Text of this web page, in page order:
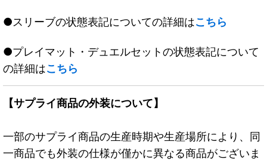
●スリーブの状態表記についての詳細はこちら
●プレイマット・デュエルセットの状態表記について
の詳細はこちら
【サプライ商品の外装について】
一部のサプライ商品の生産時期や生産場所により、同
一商品でも外装の仕様が僅かに異なる商品がございま